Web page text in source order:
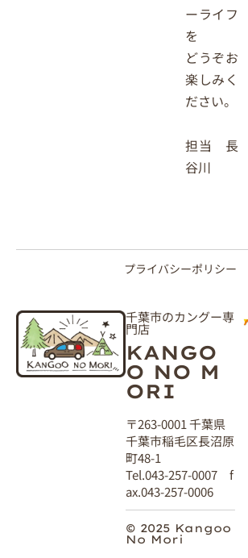
ーライフ
を
どうぞお
楽しみく
ださい。
担当 長
谷川
プライバシーポリシー
千葉市のカングー専
門店
KANGO
O NO M
ORI
〒263-0001 千葉県
千葉市稲毛区長沼原
町48-1
Tel.043-257-0007 f
ax.043-257-0006
© 2025 Kangoo
No Mori